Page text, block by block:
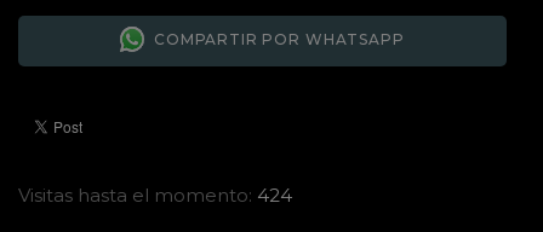
COMPARTIR POR WHATSAPP
Visitas hasta el momento: 424